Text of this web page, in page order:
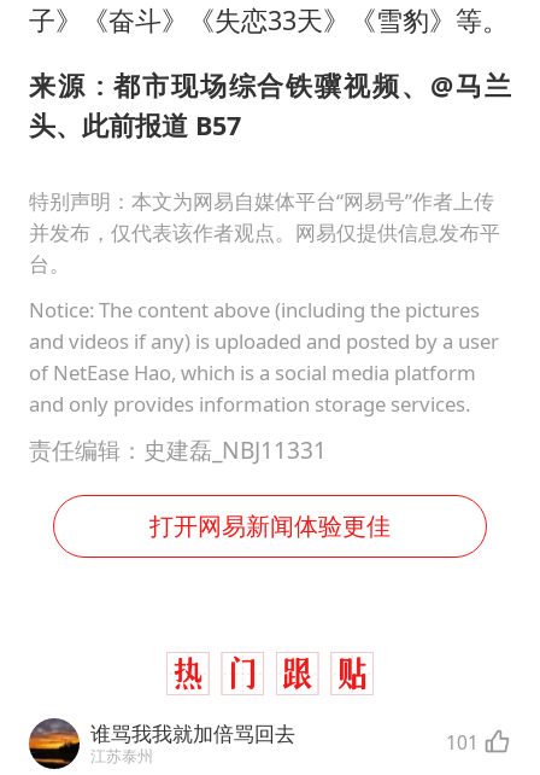
子》《奋斗》《失恋33天》《雪豹》等。
来源 : 都市现场综合铁骥视频、@马兰
头、此前报道 B57
特别声明：本文为网易自媒体平台“网易号”作者上传
并发布，仅代表该作者观点。网易仅提供信息发布平
台。
Notice: The content above (including the pictures
and videos if any) is uploaded and posted by a user
of NetEase Hao, which is a social media platform
and only provides information storage services.
责任编辑：史建磊_NBJ11331
打开网易新闻体验更佳
谁骂我我就加倍骂回去
江苏泰州 101